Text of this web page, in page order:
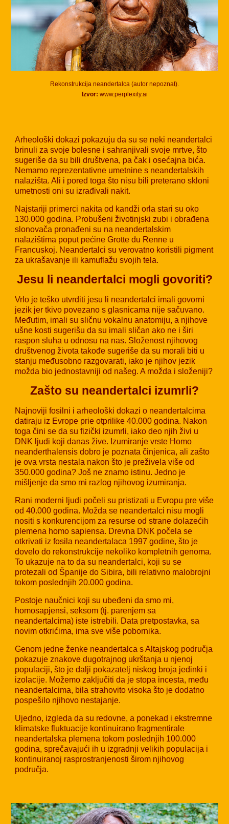
Rekonstrukcija neandertalca (autor nepoznat).
Izvor: www.perplexity.ai
Arheološki dokazi pokazuju da su se neki neandertalci
brinuli za svoje bolesne i sahranjivali svoje mrtve, što
sugeriše da su bili društvena, pa čak i osećajna bića.
Nemamo reprezentativne umetnine s neandertalskih
nalazišta. Ali i pored toga što nisu bili preterano skloni
umetnosti oni su izrađivali nakit.
Najstariji primerci nakita od kandži orla stari su oko
130.000 godina. Probušeni životinjski zubi i obrađena
slonovača pronađeni su na neandertalskim
nalazištima poput pećine Grotte du Renne u
Francuskoj. Neandertalci su verovatno koristili pigment
za ukrašavanje ili kamuflažu svojih tela.
Jesu li neandertalci mogli govoriti?
Vrlo je teško utvrditi jesu li neandertalci imali govorni
jezik jer tkivo povezano s glasnicama nije sačuvano.
Međutim, imali su sličnu vokalnu anatomiju, a njihove
ušne kosti sugerišu da su imali sličan ako ne i širi
raspon sluha u odnosu na nas. Složenost njihovog
društvenog života takođe sugeriše da su morali biti u
stanju međusobno razgovarati, iako je njihov jezik
možda bio jednostavniji od našeg. A možda i složeniji?
Zašto su neandertalci izumrli?
Najnoviji fosilni i arheološki dokazi o neandertalcima
datiraju iz Evrope prie otprilike 40.000 godina. Nakon
toga čini se da su fizički izumrli, iako deo njih živi u
DNK ljudi koji danas žive. Izumiranje vrste Homo
neanderthalensis dobro je poznata činjenica, ali zašto
je ova vrsta nestala nakon što je preživela više od
350.000 godina? Još ne znamo istinu. Jedno je
mišljenje da smo mi razlog njihovog izumiranja.
Rani moderni ljudi počeli su pristizati u Evropu pre više
od 40.000 godina. Možda se neandertalci nisu mogli
nositi s konkurencijom za resurse od strane dolazećih
plemena homo sapiensa. Drevna DNK počela se
otkrivati ​​iz fosila neandertalaca 1997 godine, što je
dovelo do rekonstrukcije nekoliko kompletnih genoma.
To ukazuje na to da su neandertalci, koji su se
protezali od Španije do Sibira, bili relativno malobrojni
tokom poslednjih 20.000 godina.
Postoje naučnici koji su ubeđeni da smo mi,
homosapjensi, seksom (tj. parenjem sa
neandertalcima) iste istrebili. Data pretpostavka, sa
novim otkrićima, ima sve više pobornika.
Genom jedne ženke neandertalca s Altajskog područja
pokazuje znakove dugotrajnog ukrštanja u njenoj
populaciji, što je dalji pokazatelj niskog broja jedinki i
izolacije. Možemo zaključiti da je stopa incesta, među
neandertalcima, bila strahovito visoka što je dodatno
pospešilo njihovo nestajanje.
Ujedno, izgleda da su redovne, a ponekad i ekstremne
klimatske fluktuacije kontinuirano fragmentirale
neandertalska plemena tokom poslednjih 100.000
godina, sprečavajući ih u izgradnji velikih populacija i
kontinuiranoj rasprostranjenosti širom njihovog
područja.